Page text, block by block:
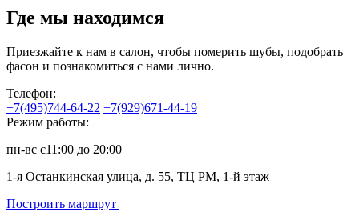
Где мы находимся
Приезжайте к нам в салон, чтобы померить шубы, подобрать
фасон и познакомиться с нами лично.
Телефон:
+7(495)744-64-22 +7(929)671-44-19
Режим работы:
пн-вс с11:00 до 20:00
1-я Останкинская улица, д. 55, ТЦ РМ, 1-й этаж
Построить маршрут